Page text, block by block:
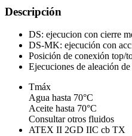
Descripción
DS: ejecucion con cierre
DS-MK: ejecución con
Posición de conexión top/
Ejecuciones de aleación
Tmáx
Agua hasta 70°C
Aceite hasta 70°C
Consultar otros fluidos
ATEX II 2GD IIC cb TX